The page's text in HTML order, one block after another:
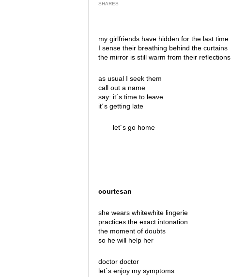
SHARES
my girlfriends have hidden for the last time
I sense their breathing behind the curtains
the mirror is still warm from their reflections
as usual I seek them
call out a name
say: it´s time to leave
it´s getting late
let´s go home
courtesan
she wears whitewhite lingerie
practices the exact intonation
the moment of doubts
so he will help her
doctor doctor
let´s enjoy my symptoms